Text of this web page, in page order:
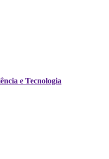
e Tecnologia